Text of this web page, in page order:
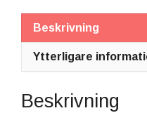
Beskrivning
Ytterligare
Beskrivning